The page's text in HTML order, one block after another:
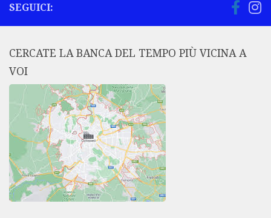
SEGUICI:
CERCATE LA BANCA DEL TEMPO PIÙ VICINA A
VOI